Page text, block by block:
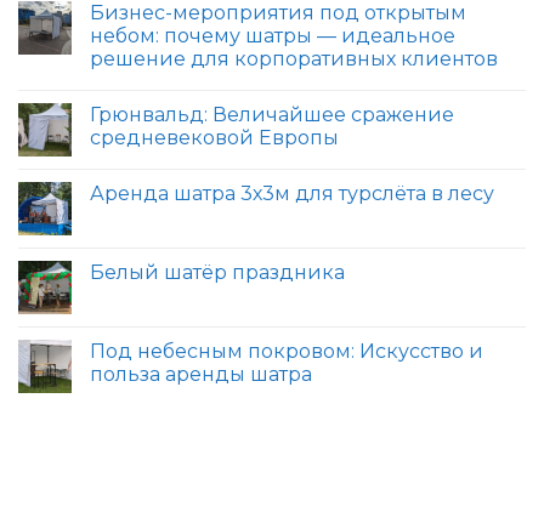
Бизнес-мероприятия под открытым
небом: почему шатры — идеальное
решение для корпоративных клиентов
Грюнвальд: Величайшее сражение
средневековой Европы
Аренда шатра 3х3м для турслёта в лесу
Белый шатёр праздника
Под небесным покровом: Искусство и
польза аренды шатра